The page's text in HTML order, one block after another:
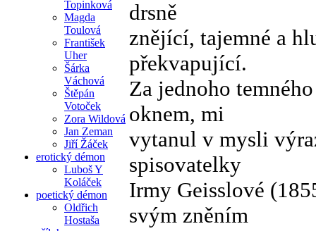
Topinková
Magda
Toulová
František
Uher
Šárka
Váchová
Štěpán
Votoček
Zora Wildová
Jan Zeman
Jiří Žáček
erotický démon
Luboš Y
Koláček
poetický démon
Oldřich
Hostaša
drsně
znějící, tajemné a
překvapující.
Za jednoho
oknem, mi
vytanul v mysli
spisovatelky
Irmy Geisslové
svým zněním